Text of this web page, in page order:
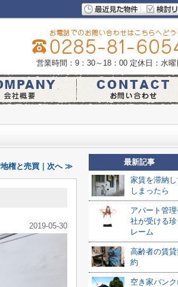
営業時間：9：30～18：00 定休日：水曜
権と売買｜次へ ≫
2019-05-30
最新記事
家賃を滞納し
しまったら
アパート管
社が受ける珍
レーム
高齢者の賃
約
空き家バンク